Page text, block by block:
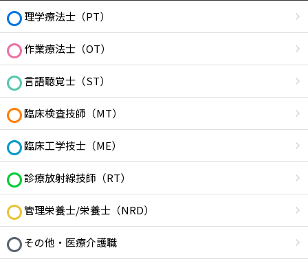
理学療法士（PT）
作業療法士（OT）
言語聴覚士（ST）
臨床検査技師（MT）
臨床工学技士（ME）
診療放射線技師（RT）
管理栄養士/栄養士（NRD）
その他・医療介護職